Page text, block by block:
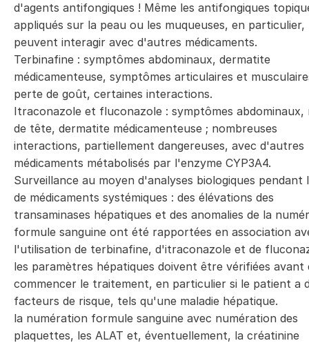
d'agents antifongiques ! Même les antifongiques
appliqués sur la peau ou les muqueuses, en particulier,
peuvent interagir avec d'autres médicaments.
Terbinafine : symptômes abdominaux, dermatite
médicamenteuse, symptômes articulaires et
perte de goût, certaines interactions.
Itraconazole et fluconazole : symptômes abdominaux,
de tête, dermatite médicamenteuse ; nombreuses
interactions, partiellement dangereuses, avec d'autres
médicaments métabolisés par l'enzyme CYP3A4.
Surveillance au moyen d'analyses biologiques pendant
de médicaments systémiques : des élévations des
transaminases hépatiques et des anomalies de la
formule sanguine ont été rapportées en association
l'utilisation de terbinafine, d'itraconazole et de
les paramètres hépatiques doivent être vérifiées avant
commencer le traitement, en particulier si le patient a
facteurs de risque, tels qu'une maladie hépatique.
la numération formule sanguine avec numération des
plaquettes, les ALAT et, éventuellement, la créatinine